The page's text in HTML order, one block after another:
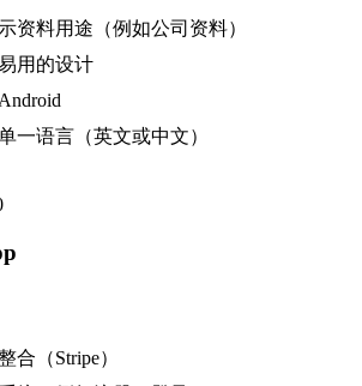
资料用途（例如公司资料）
用的设计
一语言（英文或中文）
合（Stripe）